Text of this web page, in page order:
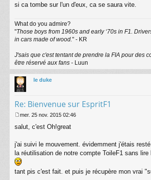
g
si ca tombe sur l'un d'eux, ca se saura vite.
What do you admire?
"Those boys from 1960s and early ‘70s in F1.
in cars made of wood." - KR
J'sais que c'est tentant de prendre la FIA pour des
être réservé aux fans - Luun
le duke
Re: Bienvenue sur EspritF1
e
s
g
e
mer. 25 nov. 2015 02:46
salut, c'est Oh!great
j'ai suivi le mouvement. évidemment j'étais
la réutilisation de notre compte ToileF1 sans
tant pis c'est fait. et puis je récupère mon vrai